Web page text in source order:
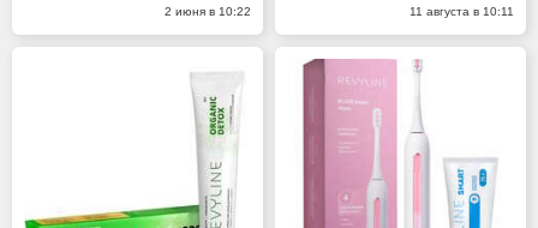
2 июня в 10:22 11 августа в 10:11